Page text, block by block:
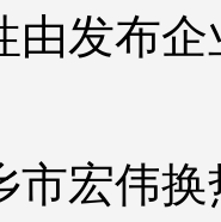
由发布
市宏伟